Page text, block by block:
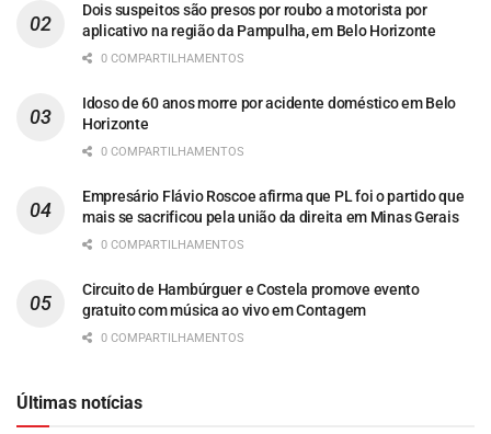
Dois suspeitos são presos por roubo a motorista por
aplicativo na região da Pampulha, em Belo Horizonte
0 COMPARTILHAMENTOS
Idoso de 60 anos morre por acidente doméstico em Belo
Horizonte
0 COMPARTILHAMENTOS
Empresário Flávio Roscoe afirma que PL foi o partido que
mais se sacrificou pela união da direita em Minas Gerais
0 COMPARTILHAMENTOS
Circuito de Hambúrguer e Costela promove evento
gratuito com música ao vivo em Contagem
0 COMPARTILHAMENTOS
Últimas notícias